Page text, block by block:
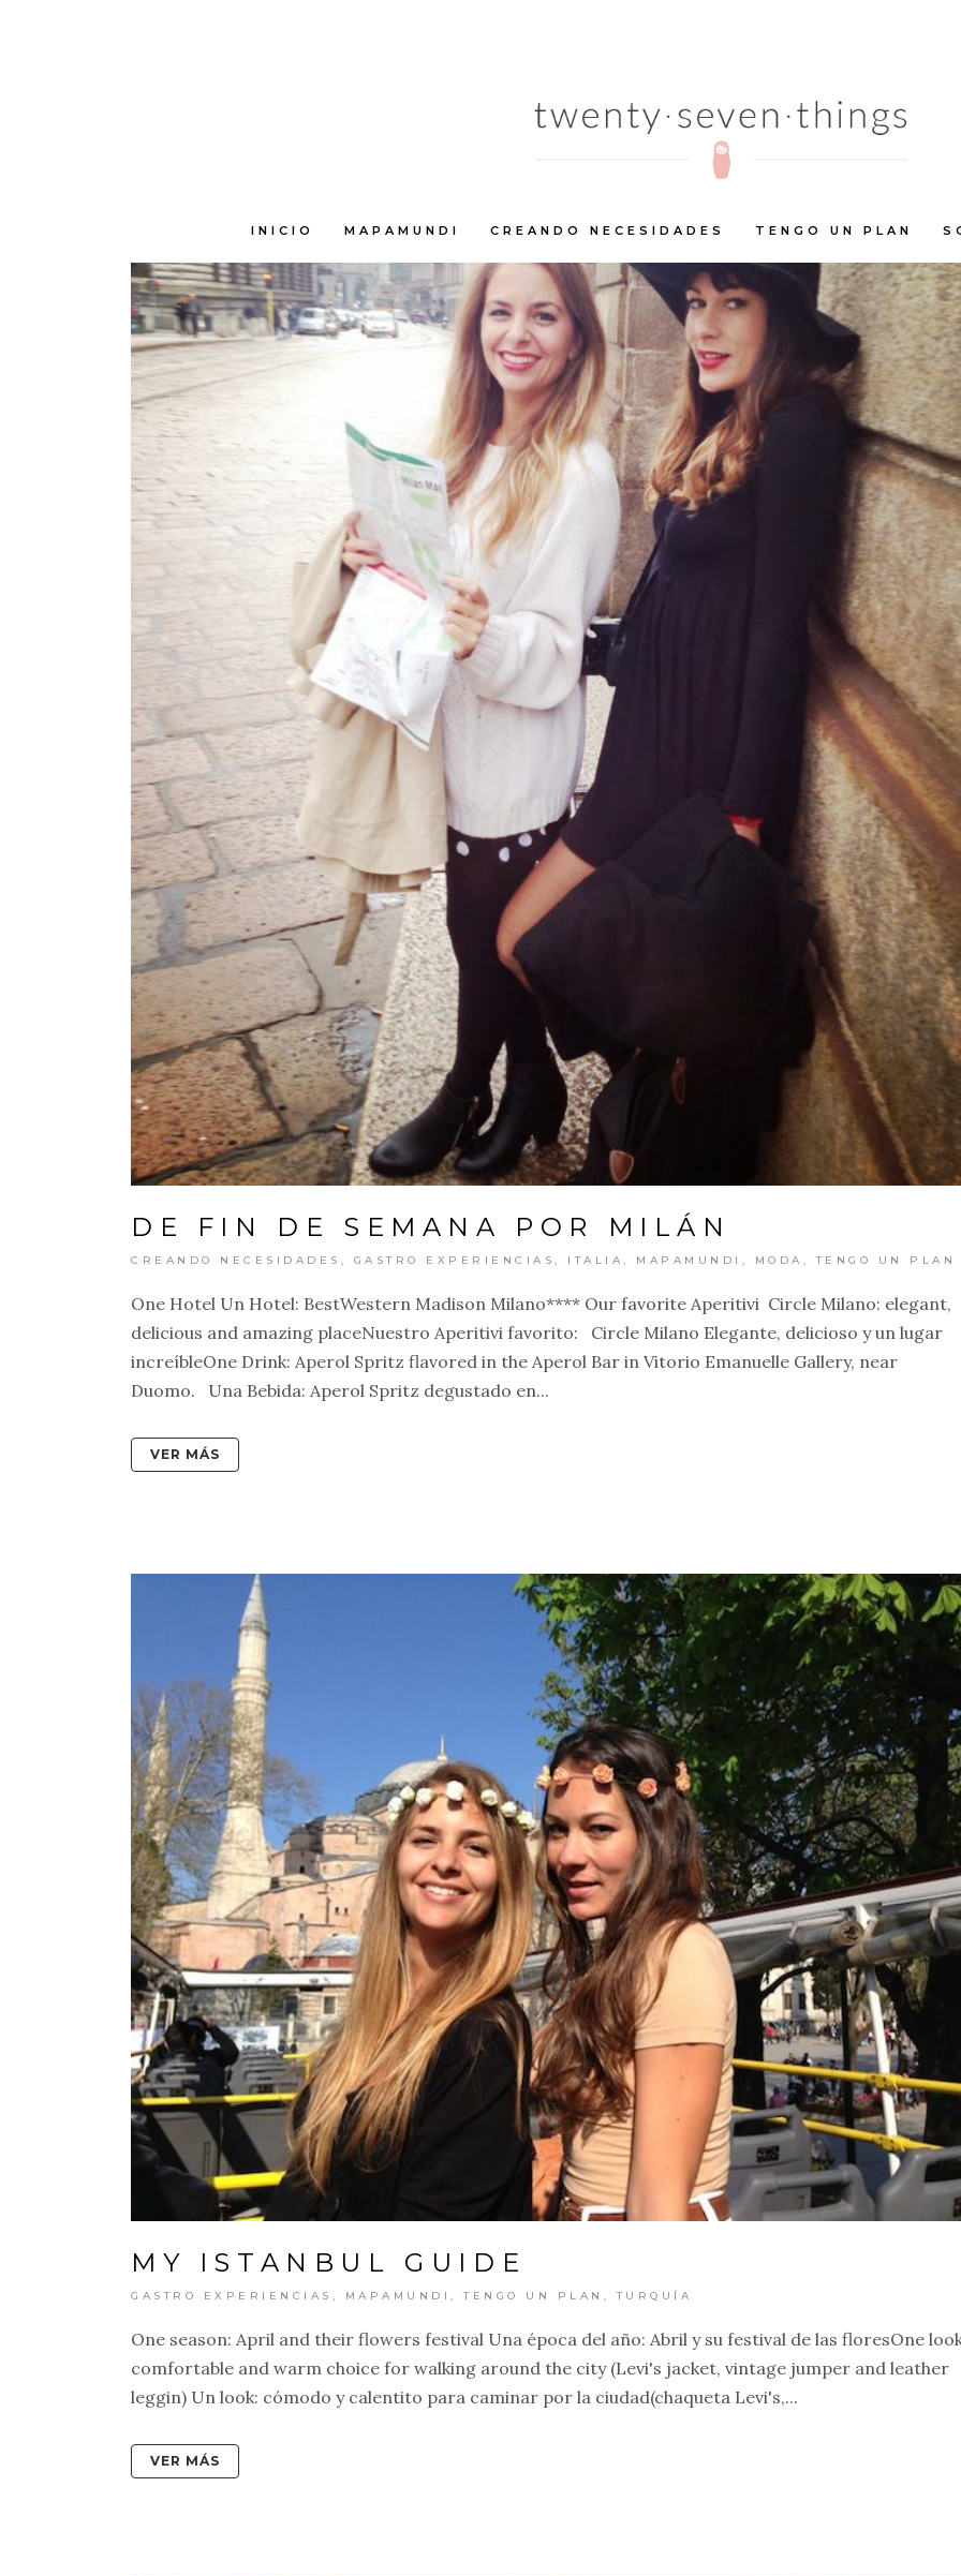
INICIO MAPAMUNDI CREANDO NECESIDADES TENGO UN PLAN
DE FIN DE SEMANA POR MILÁN
CREANDO NECESIDADES , GASTRO EXPERIENCIAS , ITALIA , MAPAMUNDI , MODA ,TENGO UN PLAN
One Hotel Un Hotel: BestWestern Madison Milano**** Our favorite Aperitivi Circle Milano: elegant,
delicious and amazing placeNuestro Aperitivi favorito: Circle Milano Elegante, delicioso y un lugar
increíbleOne Drink: Aperol Spritz flavored in the Aperol Bar in Vitorio Emanuelle Gallery, near
Duomo. Una Bebida: Aperol Spritz degustado en...
VER MÁS
MY ISTANBUL GUIDE
GASTRO EXPERIENCIAS , MAPAMUNDI ,TENGO UN PLAN ,TURQUÍA
One season: April and their flowers festival Una época del año: Abril y su festival de las floresOne
comfortable and warm choice for walking around the city (Levi's jacket, vintage jumper and leather
leggin) Un look: cómodo y calentito para caminar por la ciudad(chaqueta Levi's,...
VER MÁS